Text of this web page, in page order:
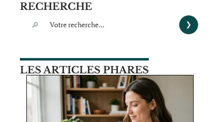
RECHERCHE
LES ARTICLES PHARES